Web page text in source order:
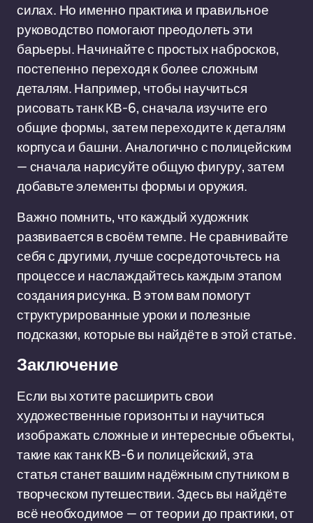
силах. Но именно практика и правильное
руководство помогают преодолеть эти
барьеры. Начинайте с простых набросков,
постепенно переходя к более сложным
деталям. Например, чтобы научиться
рисовать танк КВ-6, сначала изучите его
общие формы, затем переходите к деталям
корпуса и башни. Аналогично с полицейским
— сначала нарисуйте общую фигуру, затем
добавьте элементы формы и оружия.
Важно помнить, что каждый художник
развивается в своём темпе. Не сравнивайте
себя с другими, лучше сосредоточьтесь на
процессе и наслаждайтесь каждым этапом
создания рисунка. В этом вам помогут
структурированные уроки и полезные
подсказки, которые вы найдёте в этой статье.
Заключение
Если вы хотите расширить свои
художественные горизонты и научиться
изображать сложные и интересные объекты,
такие как танк КВ-6 и полицейский, эта
статья станет вашим надёжным спутником в
творческом путешествии. Здесь вы найдёте
всё необходимое — от теории до практики, от